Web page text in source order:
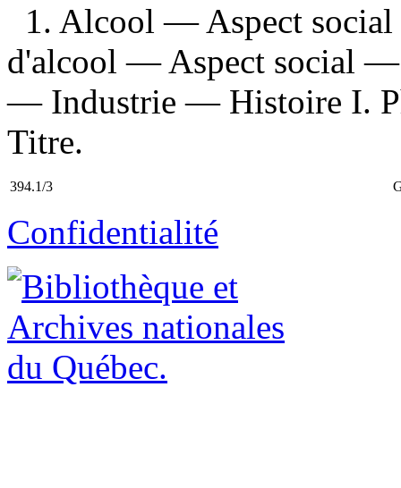
1. Alcool — Aspect
d'alcool — Aspect social —
— Industrie — Histoire I.
Titre.
394.1/3
Confidentialité